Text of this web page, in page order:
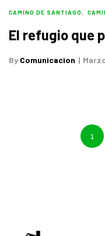
CAMINO DE SANTIAGO
El refugio que
By Comunicacion
1